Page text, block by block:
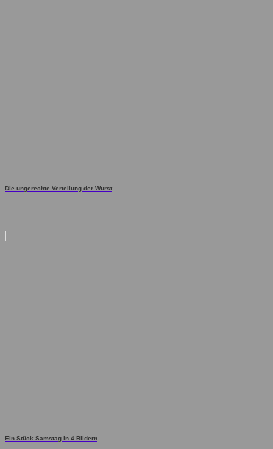
Die ungerechte Verteilung der Wurst
Ein Stück Samstag in 4 Bildern